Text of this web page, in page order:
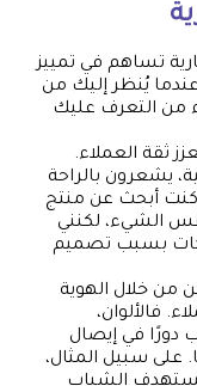
تساهم في تمييز
يُنظر إليك من
من التعرف عليك
ثقة العملاء.
يشعرون بالراحة
أبحث عن منتج
الشيء، لكنني
بسبب تصميم
من خلال الهوية
فالألوان،
دورًا في إيصال
على سبيل المثال،
تستهدف الشباب